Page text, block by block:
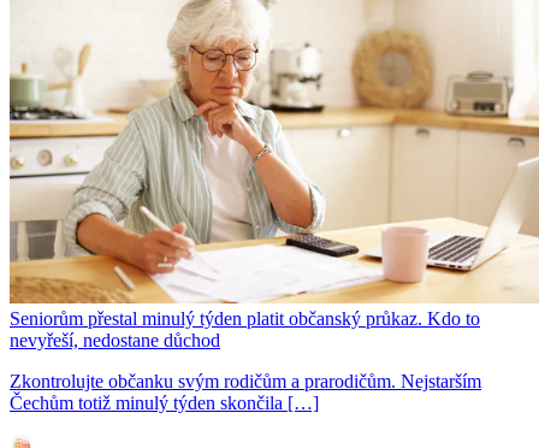
Seniorům přestal minulý týden platit občanský průkaz. Kdo to
nevyřeší, nedostane důchod
Zkontrolujte občanku svým rodičům a prarodičům. Nejstarším
Čechům totiž minulý týden skončila […]